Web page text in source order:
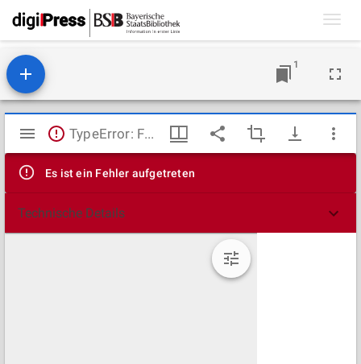
1
Mirador
Viewer
TypeError: Failed to fetch
Es ist ein Fehler aufgetreten
Technische Details